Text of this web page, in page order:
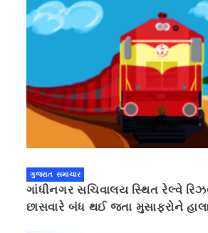
ગુજરાત સમાચાર
ગાંધીનગર સચિવાલય સ્થિત રેલ્વે
છાસવારે બંધ થઈ જતા મુસાફરોને